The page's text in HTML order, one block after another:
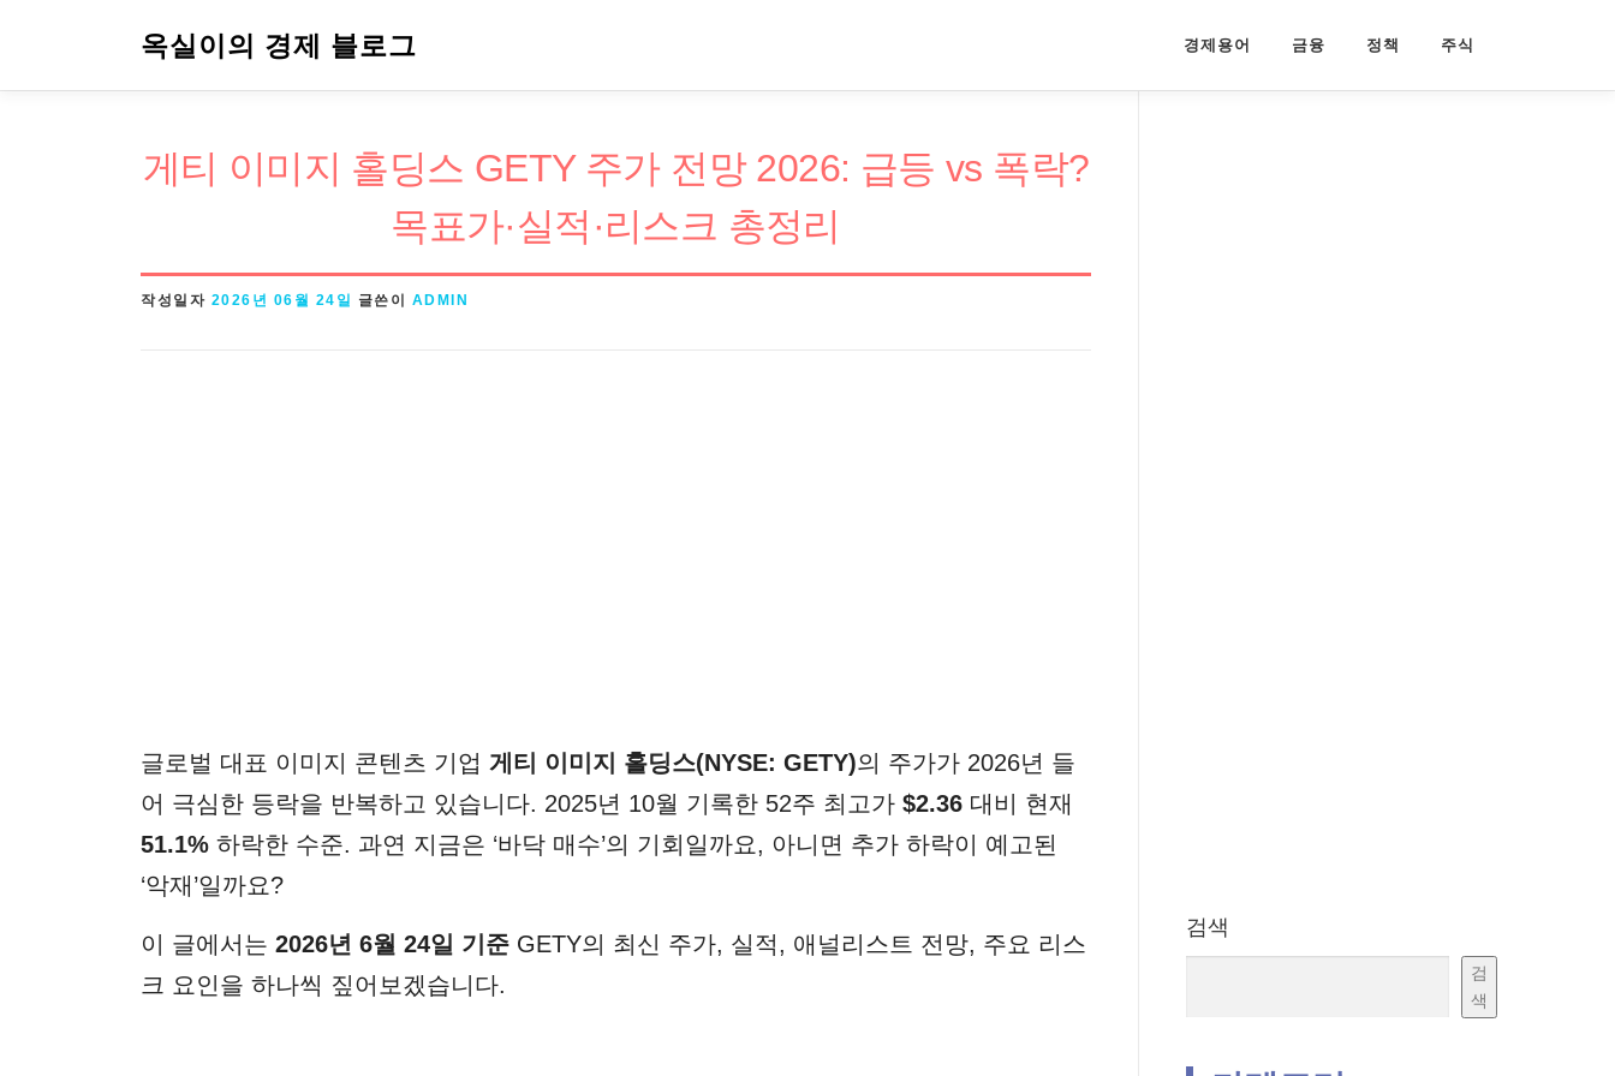
으
옥실이의 경제 블로그 경제용어 금융 정책 주식
게티 이미지 홀딩스 GETY 주가 전망 2026: 급등 vs 폭락?
목표가·실적·리스크 총정리
작성일자 2026년 06월 24일 글쓴이 ADMIN
글로벌 대표 이미지 콘텐츠 기업 게티 이미지 홀딩스(NYSE: GETY)의 주가가 2026년 들
어 극심한 등락을 반복하고 있습니다. 2025년 10월 기록한 52주 최고가 $2.36 대비 현재
51.1% 하락한 수준. 과연 지금은 ‘바닥 매수’의 기회일까요, 아니면 추가 하락이 예고된
‘악재’일까요?
이 글에서는 2026년 6월 24일 기준 GETY의 최신 주가, 실적, 애널리스트 전망, 주요 리스
크 요인을 하나씩 짚어보겠습니다.
검색
검
색